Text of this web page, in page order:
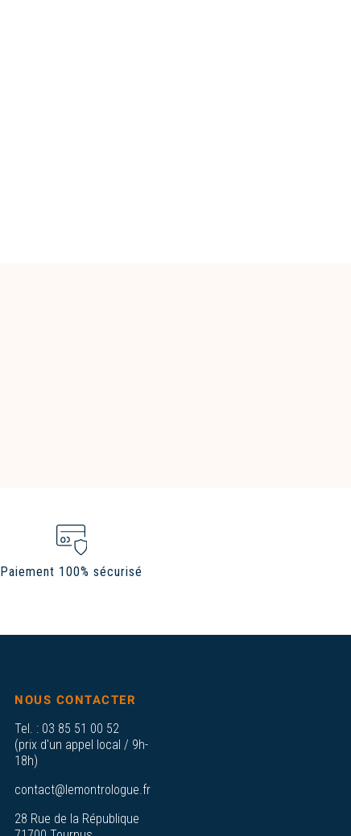
Paiement 100% sécurisé
NOUS CONTACTER
Tel. : 03 85 51 00 52
(prix d'un appel local / 9h-
18h)
contact@lemontrologue.fr
28 Rue de la République